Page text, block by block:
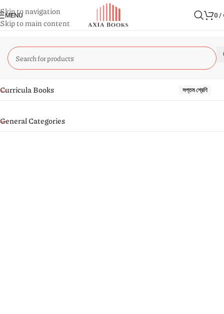
Skip to navigation
Skip to main content
MENU 0 /
Curricula Books সপ্তম শ্রেণি
General Categories